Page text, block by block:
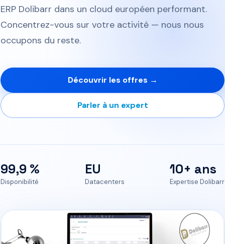
ERP Dolibarr dans un cloud européen performant.
Concentrez-vous sur votre activité — nous nous
occupons du reste.
Découvrir les offres →
Parler à un expert
99,9 %
Disponibilité
EU
Datacenters
10+ ans
Expertise Dolibarr